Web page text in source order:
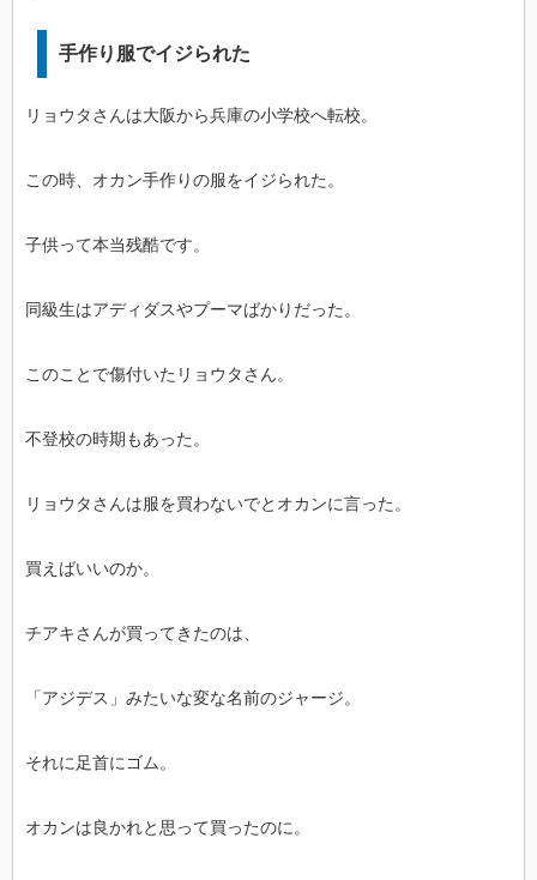
手作り服でイジられた
リョウタさんは大阪から兵庫の小学校へ転校。
この時、オカン手作りの服をイジられた。
子供って本当残酷です。
同級生はアディダスやプーマばかりだった。
このことで傷付いたリョウタさん。
不登校の時期もあった。
リョウタさんは服を買わないでとオカンに言った。
買えばいいのか。
チアキさんが買ってきたのは、
「アジデス」みたいな変な名前のジャージ。
それに足首にゴム。
オカンは良かれと思って買ったのに。